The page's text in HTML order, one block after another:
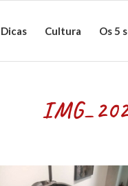
Dicas Cultura Os 5